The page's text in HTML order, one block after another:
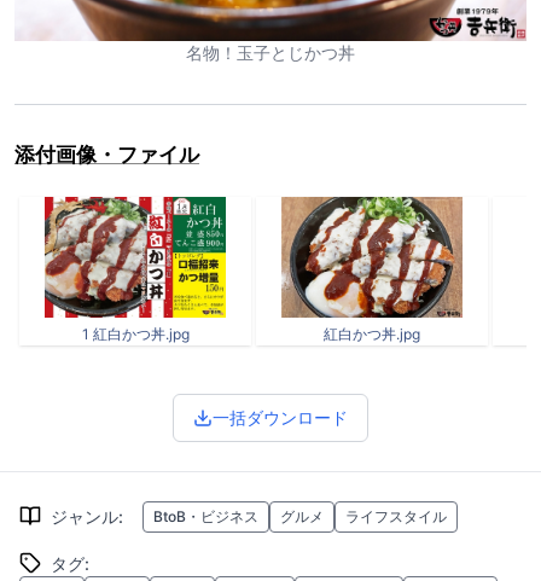
名物！玉子とじかつ丼
添付画像・ファイル
1 紅白かつ丼.jpg 紅白かつ丼.jpg
一括ダウンロード
ジャンル: BtoB・ビジネス グルメ ライフスタイル
タグ: